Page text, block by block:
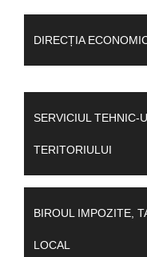
DIRECȚIA
SERVICIUL TEHNIC-
TERITORIULUI
BIROUL IMPOZITE,
LOCAL